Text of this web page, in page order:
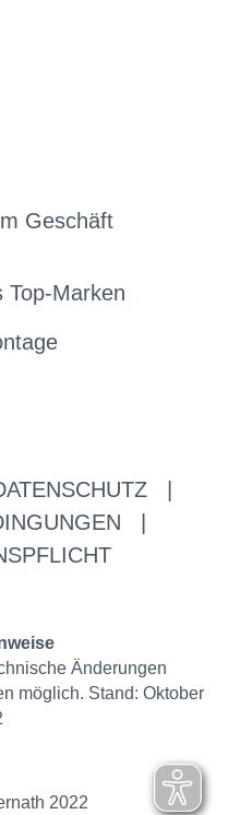
Geschäft
Top-Marken
Änderungen
möglich. Stand: Oktober
2022